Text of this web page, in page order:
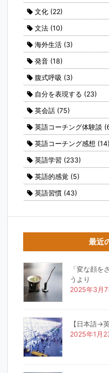
文化 (22)
文法 (10)
海外生活 (3)
発音 (18)
腹式呼吸 (3)
自分を表現する (23)
英会話 (75)
英語コーチング体験談
英語コーチング感想 (14)
英語学習 (233)
英語的感覚 (5)
英語習慣 (43)
最近
「変な顔を
うより
2025年3月7
【日本語→
2025年1月